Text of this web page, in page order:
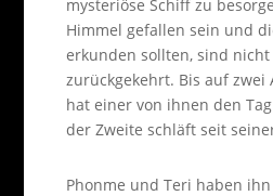
mysteriöse Schiff zu
Himmel gefallen sein und
erkunden sollten, sind
zurückgekehrt. Bis auf zwei
hat einer von ihnen den
der Zweite schläft seit
Phonme und Teri haben